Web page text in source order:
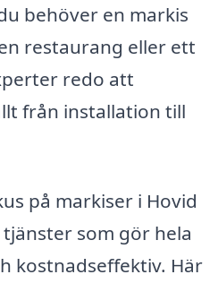
behöver en markis
restaurang eller ett
redo att
från installation till
på markiser i Hovid
som gör hela
kostnadseffektiv. Här